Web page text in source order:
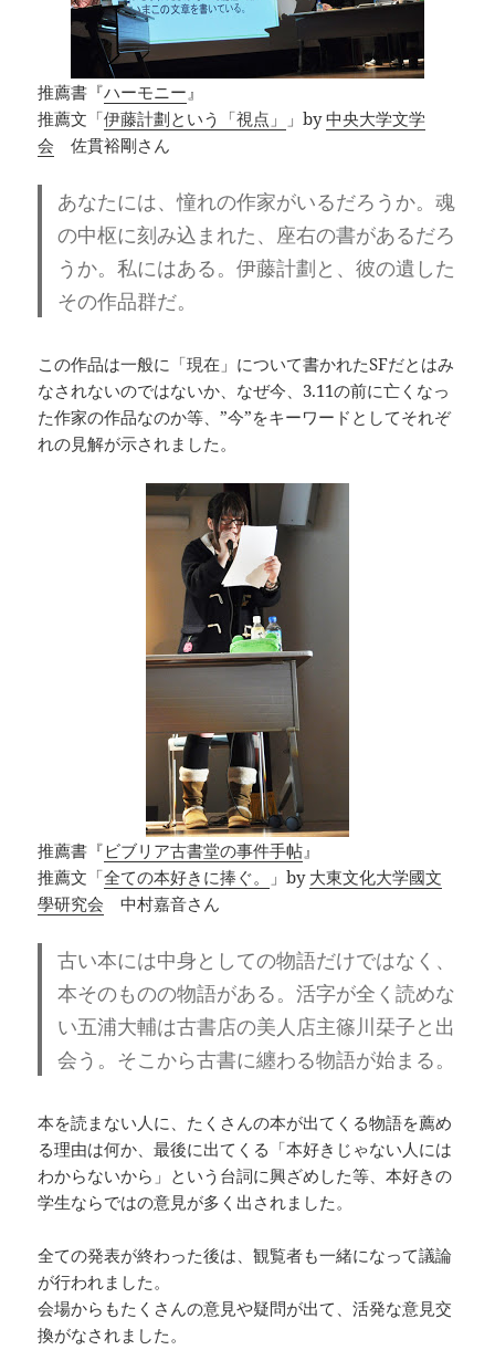
推薦書『ハーモニー 』
推薦文「伊藤計劃という「視点」 」by中央大学文学
会 佐貫裕剛さん
あなたには、憧れの作家がいるだろうか。魂
の中枢に刻み込まれた、座右の書があるだろ
うか。私にはある。伊藤計劃と、彼の遺した
その作品群だ。
この作品は一般に「現在」について書かれたSFだとはみ
なされないのではないか、なぜ今、3.11の前に亡くなっ
た作家の作品なのか等、”今”をキーワードとしてそれぞ
れの見解が示されました。
推薦書『ビブリア古書堂の事件手帖 』
推薦文「全ての本好きに捧ぐ。 」by 大東文化大学國文
學研究会 中村嘉音さん
古い本には中身としての物語だけではなく、
本そのものの物語がある。活字が全く読めな
い五浦大輔は古書店の美人店主篠川栞子と出
会う。そこから古書に纏わる物語が始まる。
本を読まない人に、たくさんの本が出てくる物語を薦め
る理由は何か、最後に出てくる「本好きじゃない人には
わからないから」という台詞に興ざめした等、本好きの
学生ならではの意見が多く出されました。
全ての発表が終わった後は、観覧者も一緒になって議論
が行われました。
会場からもたくさんの意見や疑問が出て、活発な意見交
換がなされました。